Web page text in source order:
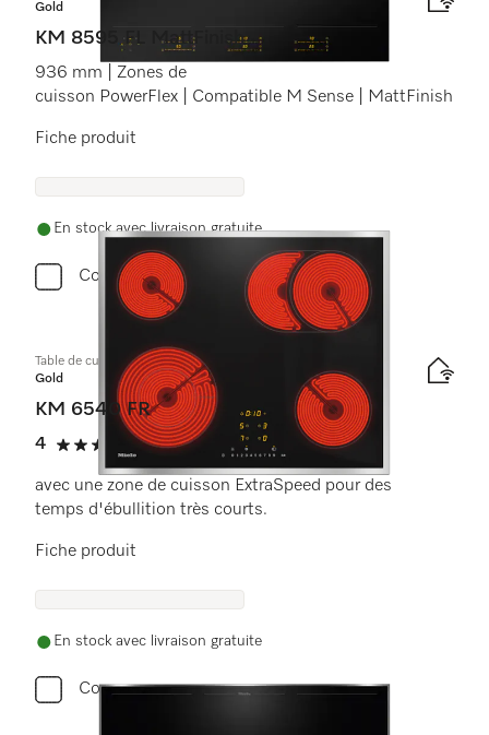
Gold
KM 8595 FL MattFinish
936 mm | Zones de
cuisson PowerFlex | Compatible M Sense | MattFinish
Fiche produit
En stock avec livraison gratuite
Comparer
Table de cuisson vitrocéramique
Gold
KM 6540 FR
4
4 étoiles sur 5
(2 critiques)
avec une zone de cuisson ExtraSpeed pour des
temps d'ébullition très courts.
Fiche produit
En stock avec livraison gratuite
Comparer